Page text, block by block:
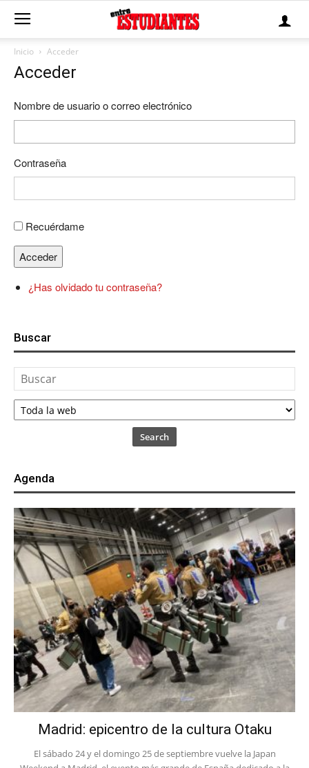
Inicio Acceder
Acceder
Nombre de usuario o correo electrónico
Contraseña
Recuérdame
Acceder
¿Has olvidado tu contraseña?
Buscar
Search
Agenda
Madrid: epicentro de la cultura Otaku
El sábado 24 y el domingo 25 de septiembre vuelve la Japan